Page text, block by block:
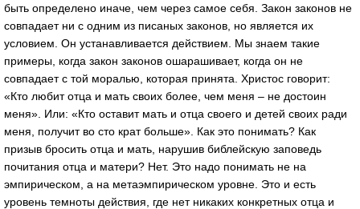
быть определено иначе, чем через самое себя. Закон законов не
совпадает ни с одним из писаных законов, но является их
условием. Он устанавливается действием. Мы знаем такие
примеры, когда закон законов ошарашивает, когда он не
совпадает с той моралью, которая принята. Христос говорит:
«Кто любит отца и мать своих более, чем меня – не достоин
меня». Или: «Кто оставит мать и отца своего и детей своих ради
меня, получит во сто крат больше». Как это понимать? Как
призыв бросить отца и мать, нарушив библейскую заповедь
почитания отца и матери? Нет. Это надо понимать не на
эмпирическом, а на метаэмпирическом уровне. Это и есть
уровень темноты действия, где нет никаких конкретных отца и